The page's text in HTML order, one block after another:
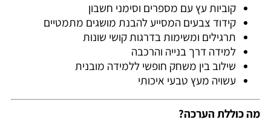
קוביות עץ עם מספרים וסימני חשבון
קידוד צבעים המסייע להבנת מושגים מתמטיים
תרגילים ומשימות בדרגות קושי שונות
למידה דרך בנייה והרכבה
שילוב בין משחק חופשי ללמידה מובנית
עשויה מעץ טבעי איכותי
מה כוללת הערכה?